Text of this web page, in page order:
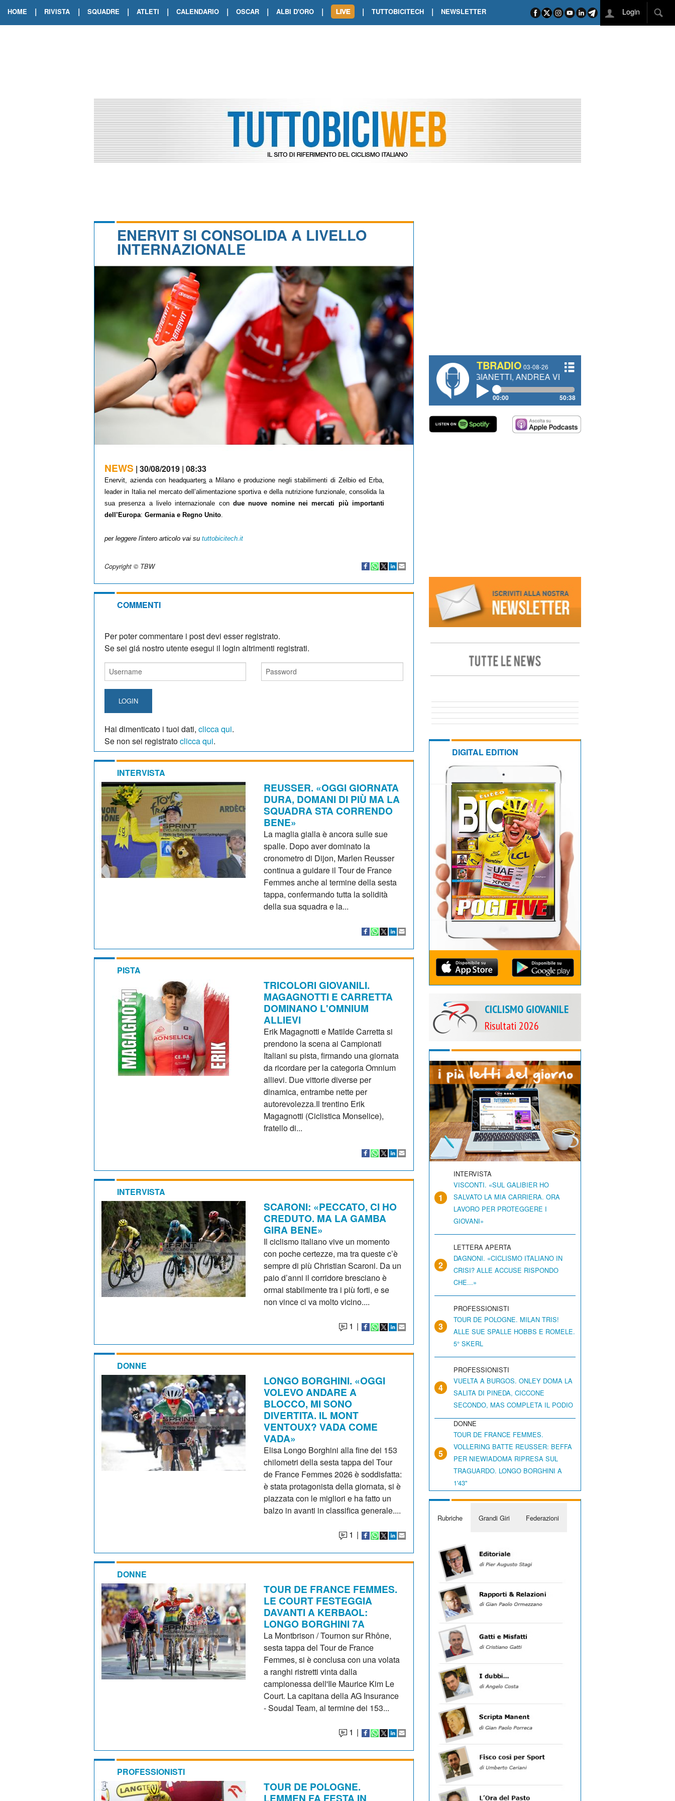
HOME | RIVISTA | SQUADRE | ATLETI | CALENDARIO | OSCAR | ALBI D'ORO |
TOUR DE FRANCE. ORCIERES-MERLETTE INCORONA CARAPAZ
TOUR DE FRANCE. A VOIRON TRIONFO DI PHILIPSEN SU SCHMID E KOOIJ
| TUTTOBICITECH | NEWSLETTER Login
ENERVIT SI CONSOLIDA A LIVELLO
INTERNAZIONALE
NEWS | 30/08/2019 | 08:33
Enervit, azienda con headquarters a Milano e produzione negli stabilimenti di Zelbio ed Erba,
leader in Italia nel mercato dell’alimentazione sportiva e della nutrizione funzionale, consolida la
sua presenza a livel o internazionale con due nuove nomine nei mercati più importanti
dell’Europa: Germania e Regno Unito
per leggere l'intero articolo vai su tuttobicitech.it
Copyright © TBW
COMMENTI
Per poter commentare i post devi esser registrato.
Se sei giá nostro utente esegui il login altrimenti registrati.
LOGIN
Hai dimenticato i tuoi dati, clicca qui.
Se non sei registratoclicca qui.
INTERVISTA
REUSSER. «OGGI GIORNATA
DURA, DOMANI DI PIÙ MA LA
SQUADRA STA CORRENDO
BENE»
La maglia gialla è ancora sulle sue
spalle. Dopo aver dominato la
cronometro di Dijon, Marlen Reusser
continua a guidare il Tour de France
Femmes anche al termine della sesta
tappa, confermando tutta la solidità
della sua squadra e la...
PISTA
TRICOLORI GIOVANILI.
MAGAGNOTTI E CARRETTA
DOMINANO L'OMNIUM
ALLIEVI
Erik Magagnotti e Matilde Carretta si
prendono la scena ai Campionati
Italiani su pista, firmando una giornata
da ricordare per la categoria Omnium
allievi. Due vittorie diverse per
dinamica, entrambe nette per
autorevolezza.Il trentino Erik
Magagnotti (Ciclistica Monselice),
fratello di...
INTERVISTA
SCARONI: «PECCATO, CI HO
CREDUTO. MA LA GAMBA
GIRA BENE»
Il ciclismo italiano vive un momento
con poche certezze, ma tra queste c’è
sempre di più Christian Scaroni. Da un
paio d’anni il corridore bresciano è
ormai stabilmente tra i più forti, e se
non vince ci va molto vicino....
1 |
DONNE
LONGO BORGHINI. «OGGI
VOLEVO ANDARE A
BLOCCO, MI SONO
DIVERTITA. IL MONT
VENTOUX? VADA COME
VADA»
Elisa Longo Borghini alla fine dei 153
chilometri della sesta tappa del Tour
de France Femmes 2026 è soddisfatta:
è stata protagonista della giornata, si è
piazzata con le migliori e ha fatto un
balzo in avanti in classifica generale....
1 |
DONNE
TOUR DE FRANCE FEMMES.
LE COURT FESTEGGIA
DAVANTI A KERBAOL:
LONGO BORGHINI 7A
La Montbrison / Tournon sur Rhône,
sesta tappa del Tour de France
Femmes, si è conclusa con una volata
a ranghi ristretti vinta dalla
campionessa dell'Ile Maurice Kim Le
Court. La capitana della AG Insurance
- Soudal Team, al termine dei 153...
1 |
PROFESSIONISTI
TOUR DE POLOGNE.
LEMMEN FA FESTA IN
TBRADIO 03-08-26
#334 CHARLY WEGELIUS, MAURO GIANETTI, ANDREA VENDRAME, FILIPPO FIORELLI
00:00 50:38
DIGITAL EDITION
CICLISMO GIOVANILE
Risultati 2026
1
INTERVISTA
VISCONTI. «SUL GALIBIER HO
SALVATO LA MIA CARRIERA. ORA
LAVORO PER PROTEGGERE I
GIOVANI»
2
LETTERA APERTA
DAGNONI. «CICLISMO ITALIANO IN
CRISI? ALLE ACCUSE RISPONDO
CHE...»
3
PROFESSIONISTI
TOUR DE POLOGNE. MILAN TRIS!
ALLE SUE SPALLE HOBBS E ROMELE.
5° SKERL
4
PROFESSIONISTI
VUELTA A BURGOS. ONLEY DOMA LA
SALITA DI PINEDA, CICCONE
SECONDO, MAS COMPLETA IL PODIO
5
DONNE
TOUR DE FRANCE FEMMES.
VOLLERING BATTE REUSSER: BEFFA
PER NIEWIADOMA RIPRESA SUL
TRAGUARDO. LONGO BORGHINI A
1'43"
Rubriche Grandi Giri Federazioni